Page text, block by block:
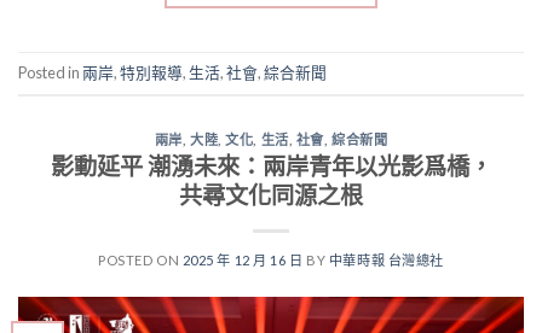
Posted in兩岸,特別報導,生活,社會,綜合新聞
兩岸 大陸 ,文化 生活 社會, 綜合新聞
影動延平 潮湧未來：兩岸青年以光影爲橋，
共尋文化同源之根
POSTED ON 2025 年 12 月 16 日 BY 中華時報 台灣總社